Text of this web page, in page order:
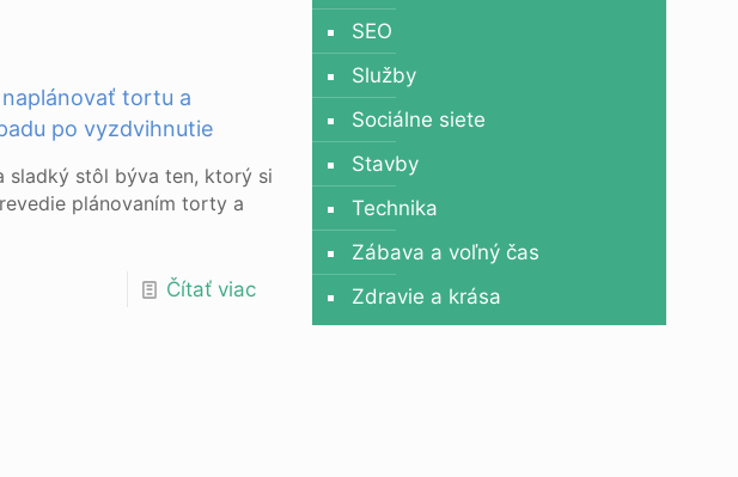
tortu a
po vyzdvihnutie
sladký stôl býva ten, ktorý si
plánovaním torty a
Čítať viac
SEO
Služby
Sociálne siete
Stavby
Technika
Zábava a voľný čas
Zdravie a krása